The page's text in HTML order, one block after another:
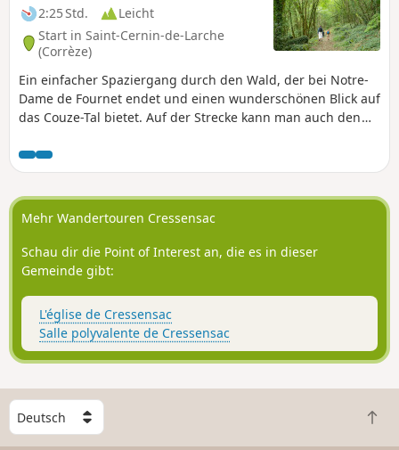
2:25 Std.
Leicht
Start in Saint-Cernin-de-Larche
(Corrèze)
Ein einfacher Spaziergang durch den Wald, der bei Notre-
Dame de Fournet endet und einen wunderschönen Blick auf
das Couze-Tal bietet. Auf der Strecke kann man auch den
Mehr Wandertouren Cressensac
Schau dir die Point of Interest an, die es in dieser
Gemeinde gibt:
L'église de Cressensac
Salle polyvalente de Cressensac
W
ä
h
Z
u